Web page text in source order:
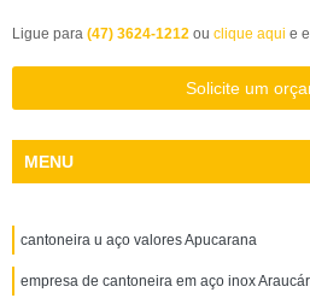
Ligue para (47) 3624-1212 ou clique aqui e
Solicite um
MENU
cantoneira u aço valores Apucarana
empresa de cantoneira em aço inox